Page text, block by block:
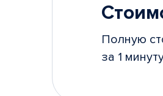
Полную
за 1